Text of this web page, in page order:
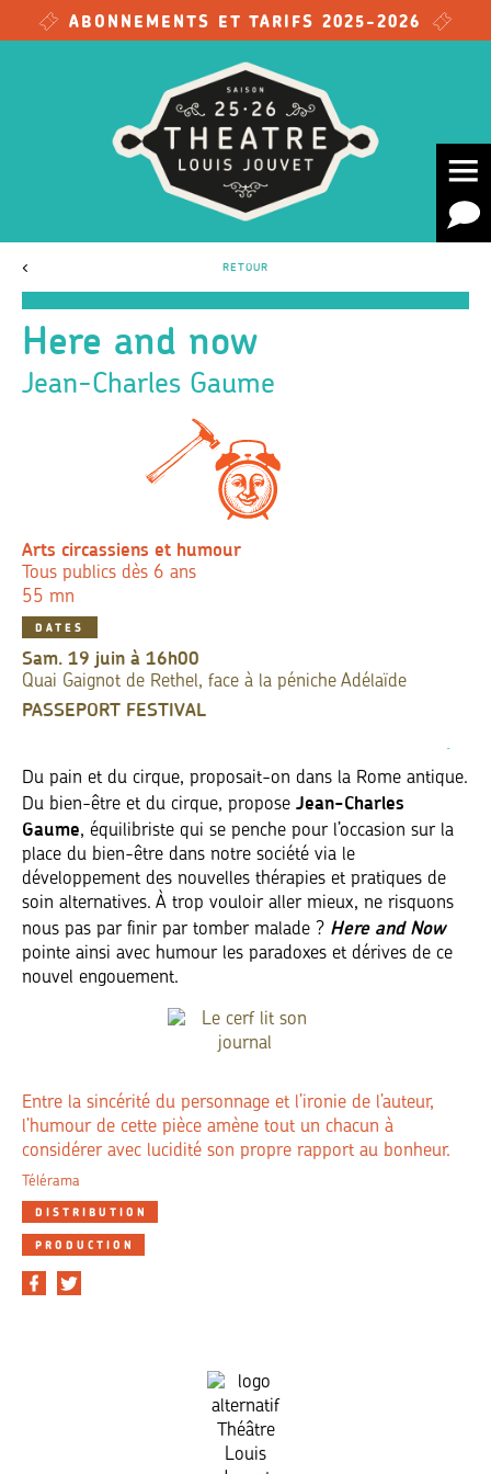
Skip to main content
ABONNEMENTS ET TARIFS 2025-2026
< RETOUR
Here and now
Jean-Charles Gaume
Arts circassiens et humour
Tous publics dès 6 ans
55 mn
DATES
sam. 19 juin à 16h00
Quai Gaignot de Rethel, face à la péniche Adélaïde
PASSEPORT FESTIVAL
Du pain et du cirque, proposait-on dans la Rome antique.
Du bien-être et du cirque, propose Jean-Charles
Gaume, équilibriste qui se penche pour l’occasion sur la
place du bien-être dans notre société via le
développement des nouvelles thérapies et pratiques de
soin alternatives. À trop vouloir aller mieux, ne risquons
nous pas par finir par tomber malade ? Here and Now
pointe ainsi avec humour les paradoxes et dérives de ce
nouvel engouement.
Entre la sincérité du personnage et l’ironie de l’auteur,
l’humour de cette pièce amène tout un chacun à
considérer avec lucidité son propre rapport au bonheur.
Télérama
DISTRIBUTION
PRODUCTION